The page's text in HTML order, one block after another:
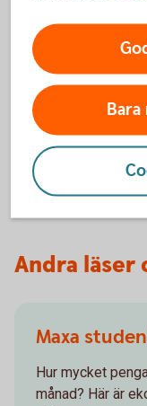
Så
Swedbanks
oktober
Andra läser
Maxa
Hur mycket
månad? Här är